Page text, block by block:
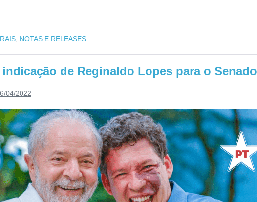
NOTAS E RELEASES
indicação de Reginaldo Lopes para o Senado
04/2022